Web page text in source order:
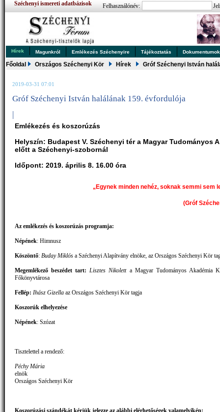
Széchenyi ismereti adatbázisok Felhasználónév:
Hírek Magunkról Emlékezés Széchenyire Tájékoztatás Dokumentumok
Főoldal Országos Széchenyi Kör Hírek Gróf Széchenyi István
2019-03-31 07:01
Gróf Széchenyi István halálának 159. évfordulója
|
Emlékezés és koszorúzás
Helyszín: Budapest V. Széchenyi tér a Magyar Tudományos
előtt a Széchenyi-szobornál
Időpont: 2019. április 8. 16.00 óra
„Egynek minden nehéz, soknak semmi sem
(Gróf
Az emlékezés és koszorúzás programja:
Népének: Himnusz
Köszöntő: Buday Miklós a Széchenyi Alapítvány elnöke, az Országos Széchenyi Kör
Megemlékező beszédet tart: Lisztes Nikoletta Magyar Tudományos Akadémia
Főkönyvtárosa
Fellép: Ihász Gizella az Országos Széchenyi Kör tagja
Koszorúk elhelyezése
Népének: Szózat
Tisztelettel a rendező:
Péchy Mária
elnök
Országos Széchenyi Kör
Koszorúzási szándékát kérjük jelezze az alábbi elérhetőségek valamelyikén: